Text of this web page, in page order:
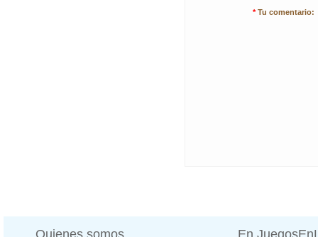
* Tu comentario:
Quienes somos En